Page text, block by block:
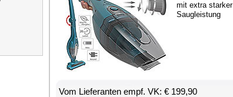
mit ex­tra star­ker
Saugleis­tung
Vom Lie­fe­ran­ten empf. VK: € 199,90